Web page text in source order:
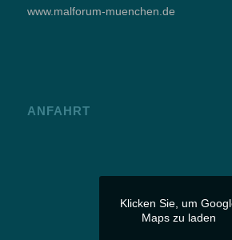
www.malforum-muenchen.de
ANFAHRT
Klicken Sie, um
Maps zu laden